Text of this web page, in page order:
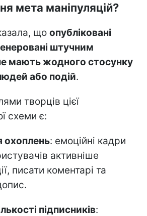
мета маніпуляцій?
що опубліковані
штучним
мають жодного стосунку
або подій.
творців цієї
схеми є:
охоплень: емоційні кадри
активніше
писати коментарі та
підписників: